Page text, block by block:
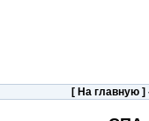
[ На главную]